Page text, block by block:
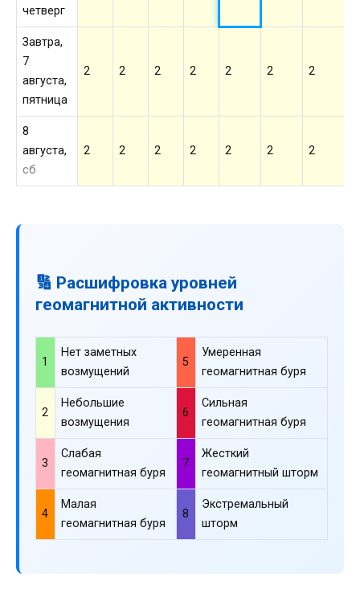
четверг
Завтра,
7
августа,
пятница
2 2 2 2 2 2 2
8
августа,
сб
2 2 2 2 2 2 2
🔢 Расшифровка уровней
геомагнитной активности
1
Нет заметных
возмущений
5
Умеренная
геомагнитная буря
2
Небольшие
возмущения
6
Сильная
геомагнитная буря
3
Слабая
геомагнитная буря
7
Жесткий
геомагнитный шторм
4
Малая
геомагнитная буря
8
Экстремальный
шторм